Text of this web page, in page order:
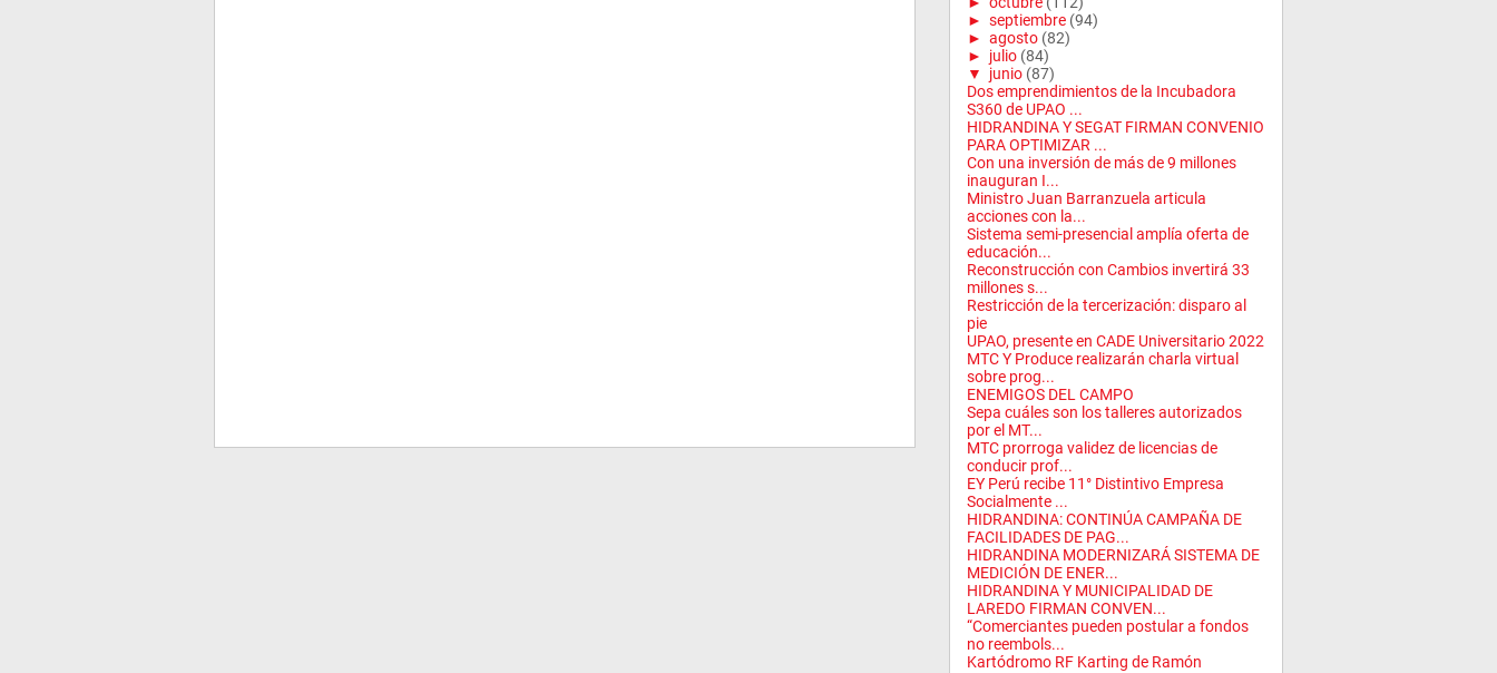
► septiembre (94)
► agosto (82)
► julio (84)
▼
junio (87)
Dos emprendimientos de la Incubadora
S360 de UPAO ...
HIDRANDINA Y SEGAT FIRMAN CONVENIO
PARA OPTIMIZAR ...
Con una inversión de más de 9 millones
inauguran I...
Ministro Juan Barranzuela articula
acciones con la...
Sistema semi-presencial amplía oferta de
educación...
Reconstrucción con Cambios invertirá 33
millones s...
Restricción de la tercerización: disparo al
pie
UPAO, presente en CADE Universitario 2022
MTC Y Produce realizarán charla virtual
sobre prog...
ENEMIGOS DEL CAMPO
Sepa cuáles son los talleres autorizados
por el MT...
MTC prorroga validez de licencias de
conducir prof...
EY Perú recibe 11° Distintivo Empresa
Socialmente ...
HIDRANDINA: CONTINÚA CAMPAÑA DE
FACILIDADES DE PAG...
HIDRANDINA MODERNIZARÁ SISTEMA DE
MEDICIÓN DE ENER...
HIDRANDINA Y MUNICIPALIDAD DE
LAREDO FIRMAN CONVEN...
“Comerciantes pueden postular a fondos
no reembols...
Kartódromo RF Karting de Ramón